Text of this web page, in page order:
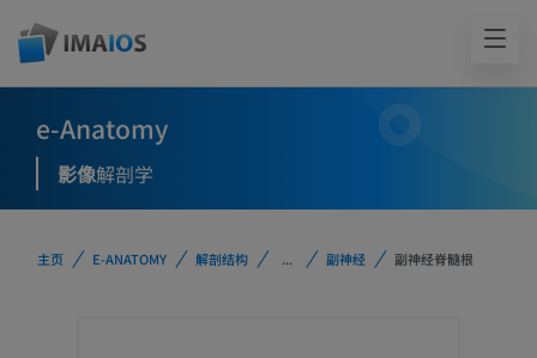
e-Anatomy
影像解剖学
主页 E-ANATOMY 解剖结构 ... 副神经 副神经脊髓根